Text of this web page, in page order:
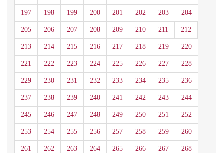
197 198 199 200 201 202 203 204
205 206 207 208 209 210 211 212
213 214 215 216 217 218 219 220
221 222 223 224 225 226 227 228
229 230 231 232 233 234 235 236
237 238 239 240 241 242 243 244
245 246 247 248 249 250 251 252
253 254 255 256 257 258 259 260
261 262 263 264 265 266 267 268